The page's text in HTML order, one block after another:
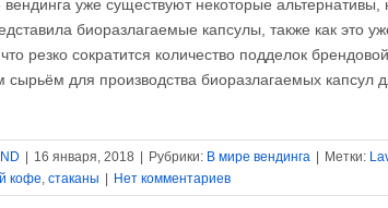
уже существуют некоторые
биоразлагаемые капсулы, также как это
резко сократится количество подделок
сырьём для производства биоразлагаемых капсул
16 января, 2018 Рубрики: В мире вендинга Метки:
кофе, стаканы Нет комментариев